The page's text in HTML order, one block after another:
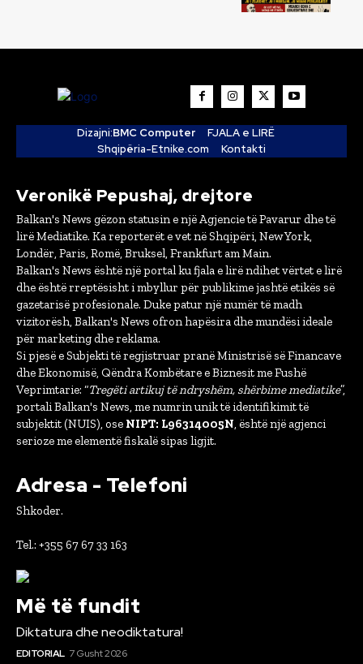
Dizajni:BMC Computer
FJALA e LIRË
Shqipëria-Etnike.com
Kontakti
Veronikë Pepushaj, drejtore
Balkan's News gëzon statusin e një Agjencie të Pavarur dhe të
lirë Mediatike. Ka reporterët e vet në Shqipëri, New York,
Londër, Paris, Romë, Bruksel, Frankfurt am Main.
Balkan's News është një portal ku fjala e lirë ndihet vërtet e lirë
dhe është rreptësisht i mbyllur për publikime jashtë etikës së
gazetarisë profesionale. Duke patur një numër të madh
vizitorësh, Balkan's News ofron hapësira dhe mundësi ideale
për marketing dhe reklama.
Si pjesë e Subjekti të regjistruar pranë Ministrisë së Financave
dhe Ekonomisë, Qëndra Kombëtare e Biznesit me Fushë
Veprimtarie: “Tregëti artikuj të ndryshëm, shërbime mediatike”,
portali Balkan's News, me numrin unik të identifikimit të
subjektit (NUIS), ose NIPT: L96314005N, është një agjenci
serioze me elementë fiskalë sipas ligjit.
Adresa - Telefoni
Shkoder.
Tel.: +355 67 67 33 163
Më të fundit
Diktatura dhe neodiktatura!
EDITORIAL 7 Gusht 2026